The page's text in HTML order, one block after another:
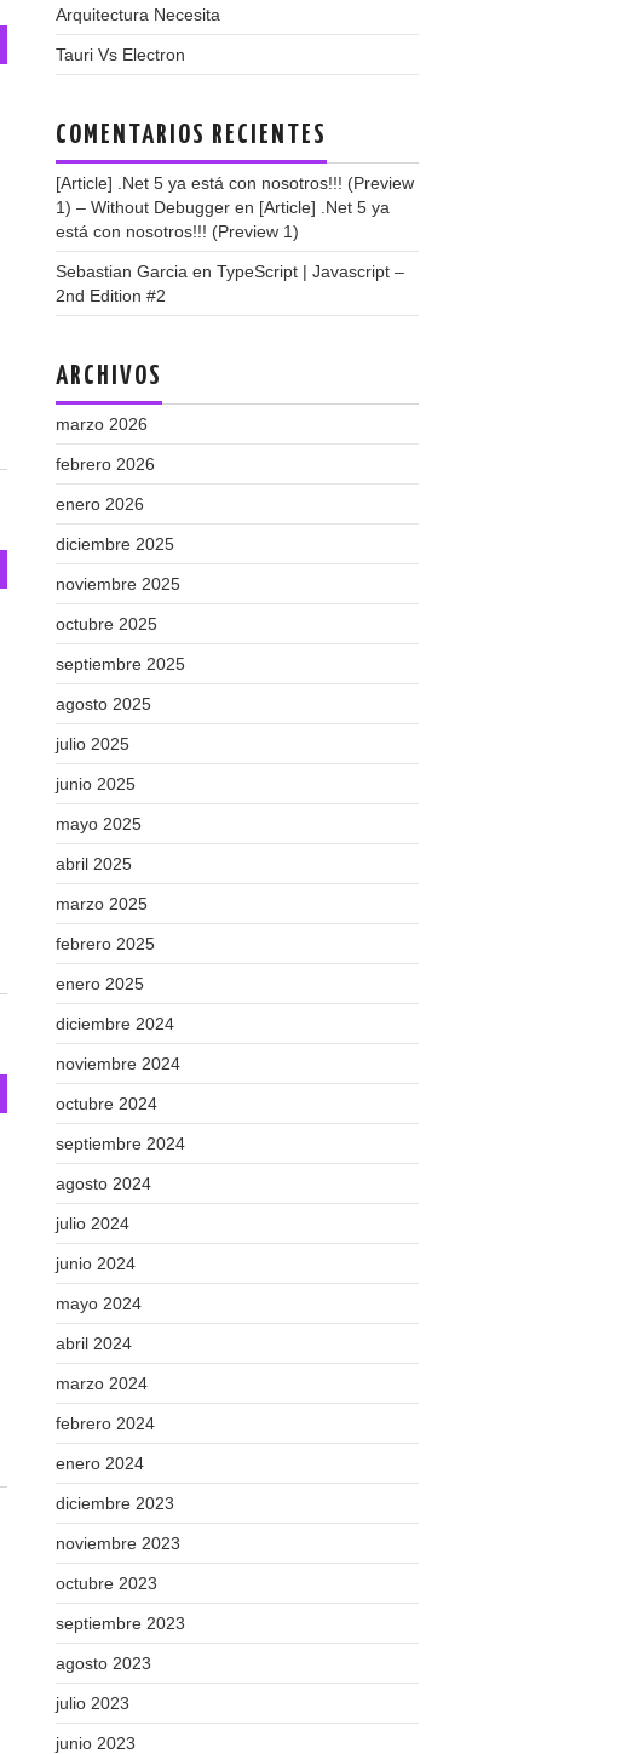
Arquitectura Necesita
Tauri Vs Electron
COMENTARIOS RECIENTES
[Article] .Net 5 ya está con nosotros!!! (Preview
1) – Without Debugger en [Article] .Net 5 ya
está con nosotros!!! (Preview 1)
Sebastian Garcia en TypeScript | Javascript –
2nd Edition #2
ARCHIVOS
marzo 2026
febrero 2026
enero 2026
diciembre 2025
noviembre 2025
octubre 2025
septiembre 2025
agosto 2025
julio 2025
junio 2025
mayo 2025
abril 2025
marzo 2025
febrero 2025
enero 2025
diciembre 2024
noviembre 2024
octubre 2024
septiembre 2024
agosto 2024
julio 2024
junio 2024
mayo 2024
abril 2024
marzo 2024
febrero 2024
enero 2024
diciembre 2023
noviembre 2023
octubre 2023
septiembre 2023
agosto 2023
julio 2023
junio 2023